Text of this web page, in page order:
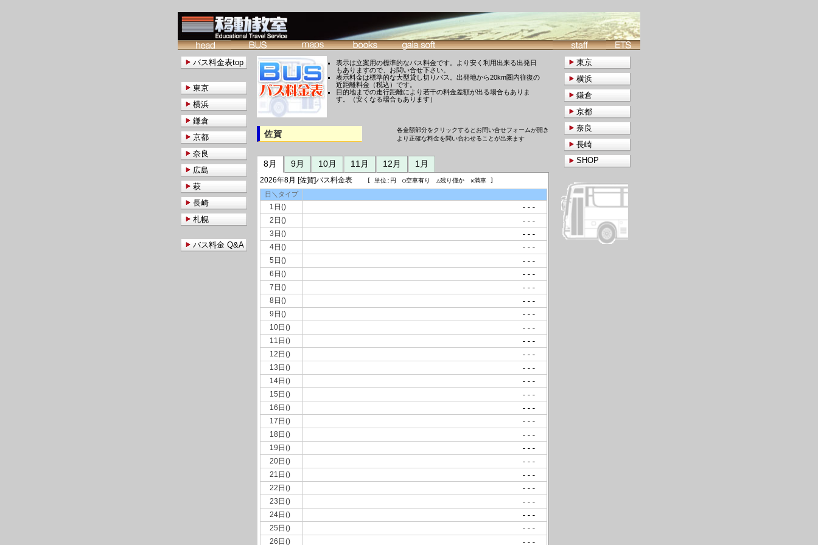
表示は立案用の標準的なバス料金です。より安く利用出来る出発日
もありますので、お問い合せ下さい。
表示料金は標準的な大型貸し切りバス。出発地から20km圏内往復の
近距離料金（税込）です。
目的地までの走行距離により若干の料金差額が出る場合もありま
す。（安くなる場合もあります）
佐賀
各金額部分をクリックするとお問い合せフォームが開き
より正確な料金を問い合わせることが出来ます
8月 9月 10月 11月 12月 1月
2026年8月 [佐賀]バス料金表 [ 単位:円 ○空車有り △残り僅か ×満車 ]
日＼タイプ
1日() ---
2日() ---
3日() ---
4日() ---
5日() ---
6日() ---
7日() ---
8日() ---
9日() ---
10日() ---
11日() ---
12日() ---
13日() ---
14日() ---
15日() ---
16日() ---
17日() ---
18日() ---
19日() ---
20日() ---
21日() ---
22日() ---
23日() ---
24日() ---
25日() ---
26日() ---
東京
横浜
鎌倉
京都
奈良
長崎
SHOP
バス料金表top
東京
横浜
鎌倉
京都
奈良
広島
萩
長崎
札幌
バス料金 Q&A